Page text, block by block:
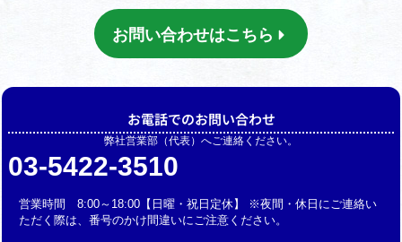
お問い合わせはこちら
お電話でのお問い合わせ
弊社営業部（代表）へご連絡ください。
03-5422-3510
営業時間 8:00～18:00【日曜・祝日定休】 ※夜間・休日にご連絡い
ただく際は、番号のかけ間違いにご注意ください。